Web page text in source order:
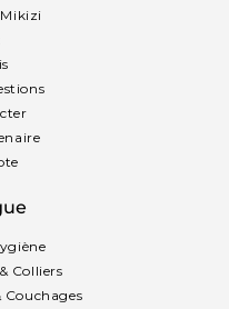
Colliers
Couchages